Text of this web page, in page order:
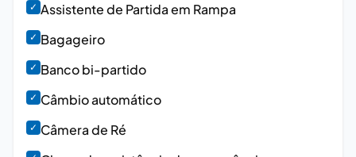
✓ Assistente de Partida em Rampa
✓ Bagageiro
✓ Banco bi-partido
✓ Câmbio automático
✓ Câmera de Ré